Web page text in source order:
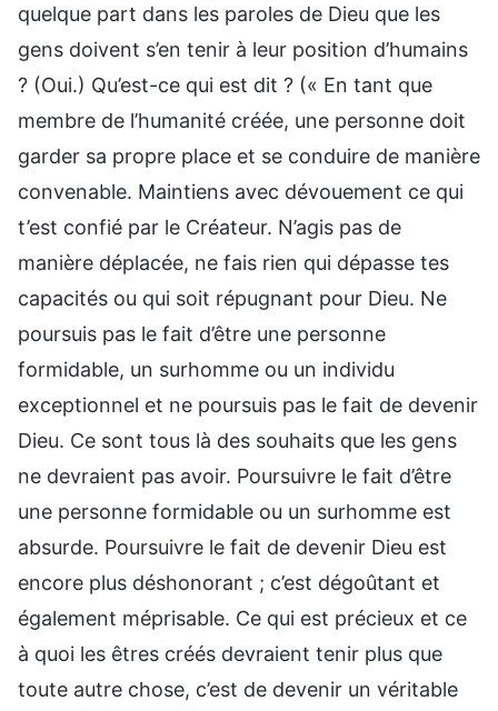
quelque part dans les paroles de Dieu que les
gens doivent s’en tenir à leur position d’humains
? (Oui.) Qu’est-ce qui est dit ? (« En tant que
membre de l’humanité créée, une personne doit
garder sa propre place et se conduire de manière
convenable. Maintiens avec dévouement ce qui
t’est confié par le Créateur. N’agis pas de
manière déplacée, ne fais rien qui dépasse tes
capacités ou qui soit répugnant pour Dieu. Ne
poursuis pas le fait d’être une personne
formidable, un surhomme ou un individu
exceptionnel et ne poursuis pas le fait de devenir
Dieu. Ce sont tous là des souhaits que les gens
ne devraient pas avoir. Poursuivre le fait d’être
une personne formidable ou un surhomme est
absurde. Poursuivre le fait de devenir Dieu est
encore plus déshonorant ; c’est dégoûtant et
également méprisable. Ce qui est précieux et ce
à quoi les êtres créés devraient tenir plus que
toute autre chose, c’est de devenir un véritable